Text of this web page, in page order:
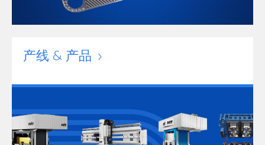
产线 & 产品